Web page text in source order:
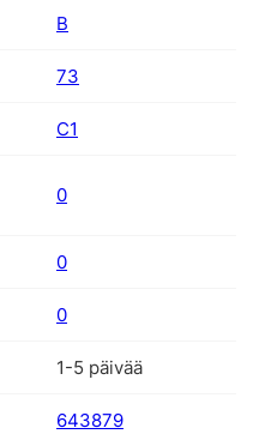
B
73
C1
0
0
0
1-5 päivää
643879